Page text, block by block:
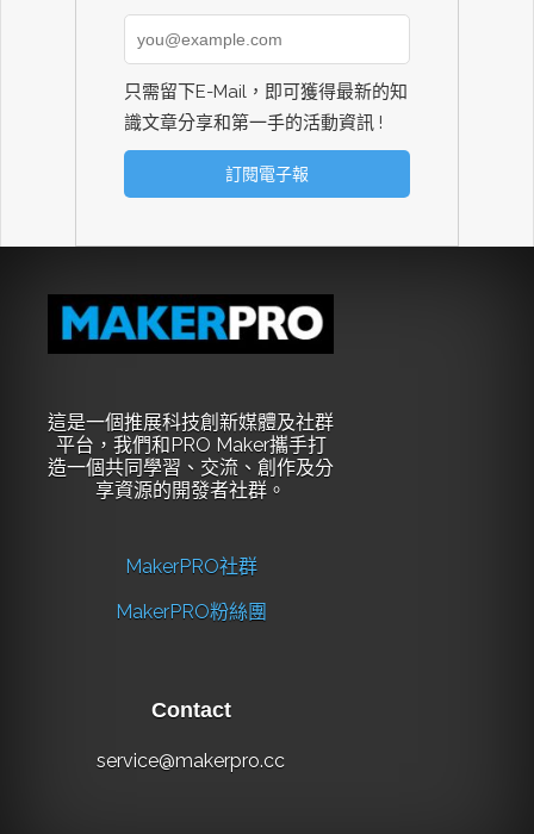
只需留下E-Mail，即可獲得最新的知
識文章分享和第一手的活動資訊 !
這是一個推展科技創新媒體及社群
平台，我們和PRO Maker攜手打
造一個共同學習、交流、創作及分
享資源的開發者社群。
MakerPRO社群
MakerPRO粉絲團
Contact
service@makerpro.cc